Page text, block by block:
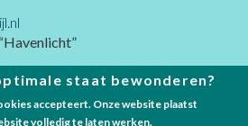
8
staat bewonderen?
accepteert. Onze website plaatst
volledig te laten werken.